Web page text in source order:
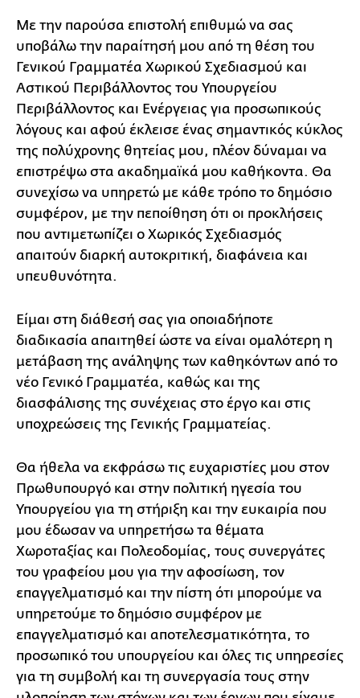
Με την παρούσα επιστολή επιθυμώ να σας
υποβάλω την παραίτησή μου από τη θέση του
Γενικού Γραμματέα Χωρικού Σχεδιασμού και
Αστικού Περιβάλλοντος του Υπουργείου
Περιβάλλοντος και Ενέργειας για προσωπικούς
λόγους και αφού έκλεισε ένας σημαντικός κύκλος
της πολύχρονης θητείας μου, πλέον δύναμαι να
επιστρέψω στα ακαδημαϊκά μου καθήκοντα. Θα
συνεχίσω να υπηρετώ με κάθε τρόπο το δημόσιο
συμφέρον, με την πεποίθηση ότι οι προκλήσεις
που αντιμετωπίζει ο Χωρικός Σχεδιασμός
απαιτούν διαρκή αυτοκριτική, διαφάνεια και
υπευθυνότητα.
Είμαι στη διάθεσή σας για οποιαδήποτε
διαδικασία απαιτηθεί ώστε να είναι ομαλότερη η
μετάβαση της ανάληψης των καθηκόντων από το
νέο Γενικό Γραμματέα, καθώς και της
διασφάλισης της συνέχειας στο έργο και στις
υποχρεώσεις της Γενικής Γραμματείας.
Θα ήθελα να εκφράσω τις ευχαριστίες μου στον
Πρωθυπουργό και στην πολιτική ηγεσία του
Υπουργείου για τη στήριξη και την ευκαιρία που
μου έδωσαν να υπηρετήσω τα θέματα
Χωροταξίας και Πολεοδομίας, τους συνεργάτες
του γραφείου μου για την αφοσίωση, τον
επαγγελματισμό και την πίστη ότι μπορούμε να
υπηρετούμε το δημόσιο συμφέρον με
επαγγελματισμό και αποτελεσματικότητα, το
προσωπικό του υπουργείου και όλες τις υπηρεσίες
για τη συμβολή και τη συνεργασία τους στην